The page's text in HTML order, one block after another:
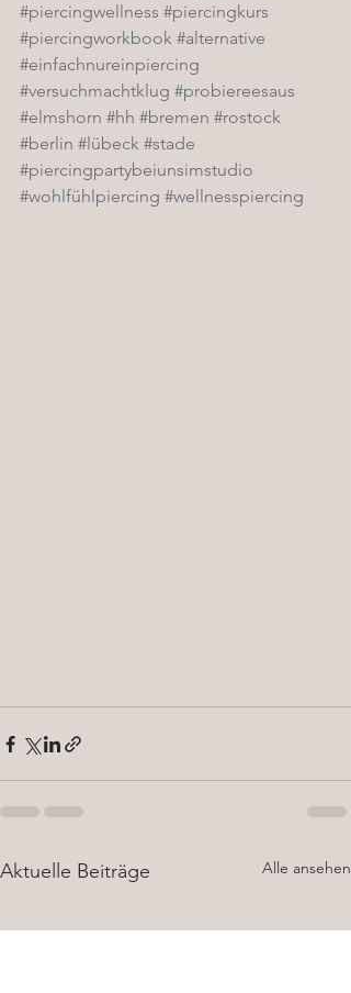
#piercingwellness #piercingkurs
#piercingworkbook #alternative
#einfachnureinpiercing
#versuchmachtklug #probiereesaus
#elmshorn #hh #bremen #rostock
#berlin #lübeck #stade
#piercingpartybeiunsimstudio
#wohlfühlpiercing #wellnesspiercing
Aktuelle Beiträge Alle ansehen